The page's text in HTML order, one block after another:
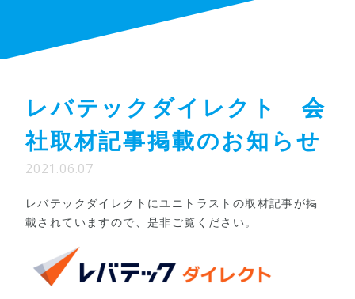
レバテックダイレクト 会
社取材記事掲載のお知らせ
2021.06.07
レバテックダイレクトにユニトラストの取材記事が掲
載されていますので、是非ご覧ください。